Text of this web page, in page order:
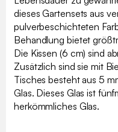
dieses Gartensets aus
pulverbeschichteten
Behandlung bietet
Die Kissen (6 cm) sind
Zusätzlich sind sie mit
Tisches besteht aus 5
Glas. Dieses Glas ist
herkömmliches Glas.